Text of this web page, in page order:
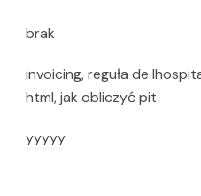
brak
invoicing, reguła de
html, jak obliczyć pit
yyyyy